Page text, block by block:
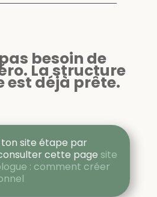
besoin de
La structure
est déjà prête.
ton site étape par
cette page site
: comment créer